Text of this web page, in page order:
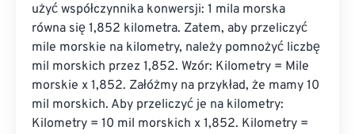
użyć współczynnika konwersji: 1 mila morska
równa się 1,852 kilometra. Zatem, aby przeliczyć
mile morskie na kilometry, należy pomnożyć liczbę
mil morskich przez 1,852. Wzór: Kilometry = Mile
morskie x 1,852. Załóżmy na przykład, że mamy 10
mil morskich. Aby przeliczyć je na kilometry:
Kilometry = 10 mil morskich x 1,852. Kilometry =